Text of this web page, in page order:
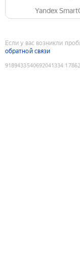
Yandex
Если у вас возникли
обратной связи
9189433540692041334: